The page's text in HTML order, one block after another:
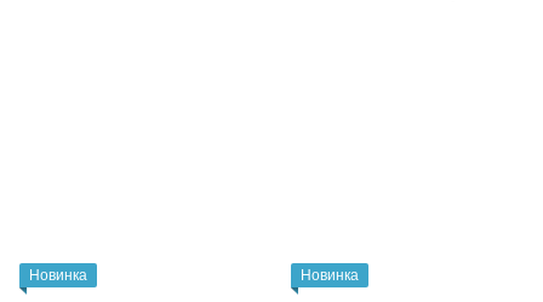
Новинка Новинка